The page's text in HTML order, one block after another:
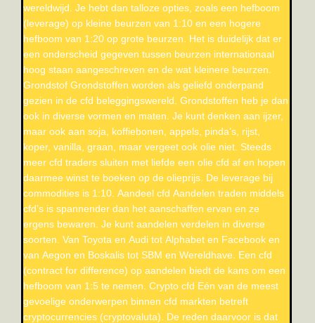
wereldwijd. Je hebt dan talloze opties, zoals een hefboom
(leverage) op kleine beurzen van 1:10 en een hogere
hefboom van 1:20 op grote beurzen. Het is duidelijk dat er
een onderscheid gegeven tussen beurzen internationaal
hoog staan aangeschreven en de wat kleinere beurzen.
Grondstof Grondstoffen worden als geliefd onderpand
gezien in de cfd beleggingswereld. Grondstoffen heb je dan
ook in diverse vormen en maten. Je kunt denken aan ijzer,
maar ook aan soja, koffiebonen, appels, pinda’s, rijst,
koper, vanilla, graan, maar vergeet ook olie niet. Steeds
meer cfd traders sluiten met liefde een olie cfd af en hopen
daarmee winst te boeken op de olieprijs. De leverage bij
commodities is 1:10. Aandeel cfd Aandelen traden middels
cfd’s is spannender dan het aanschaffen ervan en ze
ergens bewaren. Je kunt aandelen verdelen in diverse
soorten. Van Toyota en Audi tot Alphabet en Facebook en
van Aegon en Boskalis tot SBM en Wereldhave. Een cfd
(contract for difference) op aandelen biedt de kans om een
hefboom van 1:5 te nemen. Crypto cfd Eén van de meest
gevoelige onderwerpen binnen cfd markten betreft
cryptocurrencies (cryptovaluta). De reden daarvoor is dat